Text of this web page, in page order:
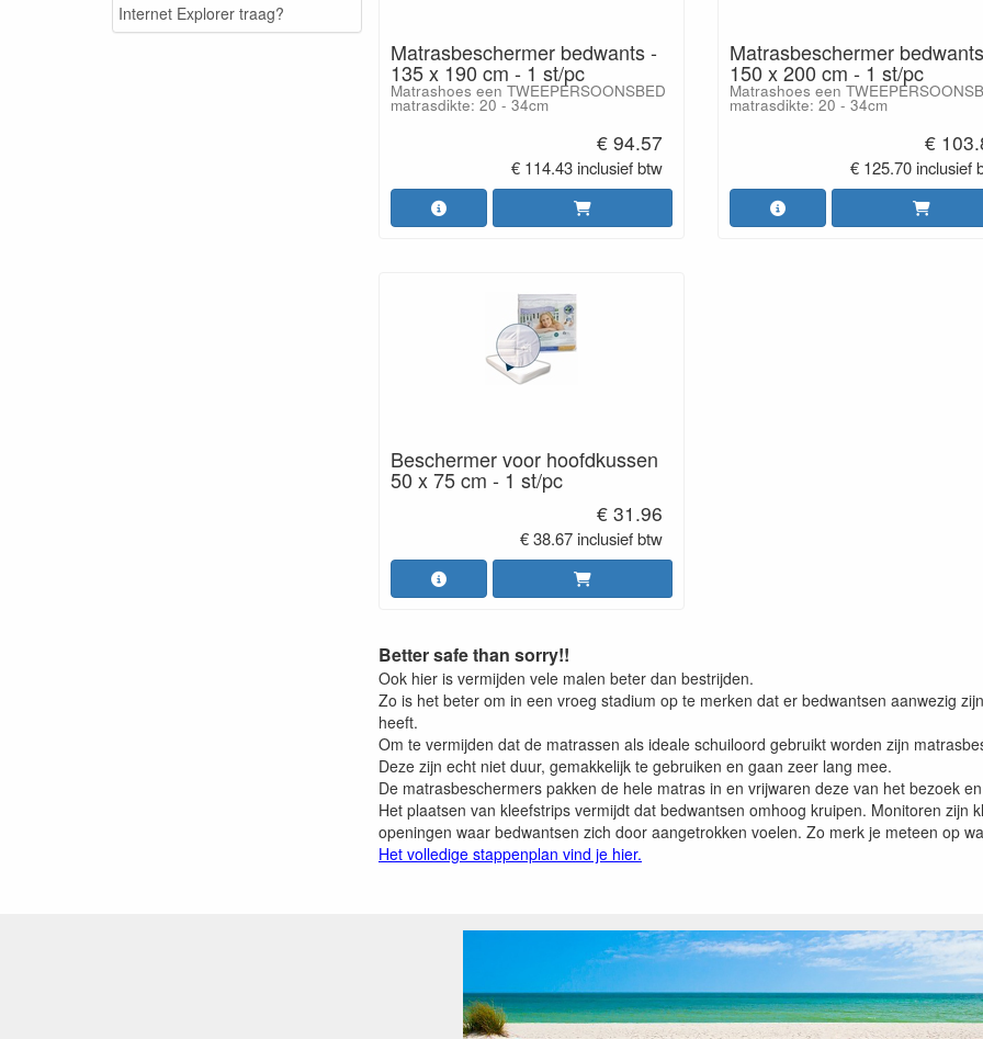
Internet Explorer traag?
Matrasbeschermer bedwants -
135 x 190 cm - 1 st/pc
Matrashoes een TWEEPERSOONSBED
matrasdikte: 20 - 34cm
€ 94.57
€ 114.43 inclusief btw
Matrasbeschermer
150 x 200 cm - 1 st/pc
Matrashoes een
matrasdikte: 20 - 34cm
€
€ 125.70 inclusief
Beschermer voor hoofdkussen
50 x 75 cm - 1 st/pc
€ 31.96
€ 38.67 inclusief btw
Better safe than sorry!!
Ook hier is vermijden vele malen beter dan bestrijden.
Zo is het beter om in een vroeg stadium op te merken dat er bedwantsen aanwezig
heeft.
Om te vermijden dat de matrassen als ideale schuiloord gebruikt worden zijn
Deze zijn echt niet duur, gemakkelijk te gebruiken en gaan zeer lang mee.
De matrasbeschermers pakken de hele matras in en vrijwaren deze van het bezoek
Het plaatsen van kleefstrips vermijdt dat bedwantsen omhoog kruipen. Monitoren zijn
openingen waar bedwantsen zich door aangetrokken voelen. Zo merk je meteen op
Het volledige stappenplan vind je hier.